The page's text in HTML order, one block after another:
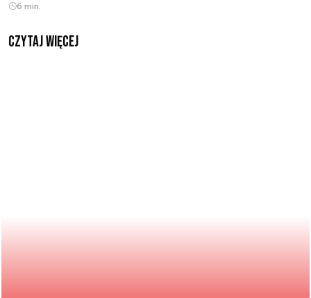
6 min.
czytaj więcej